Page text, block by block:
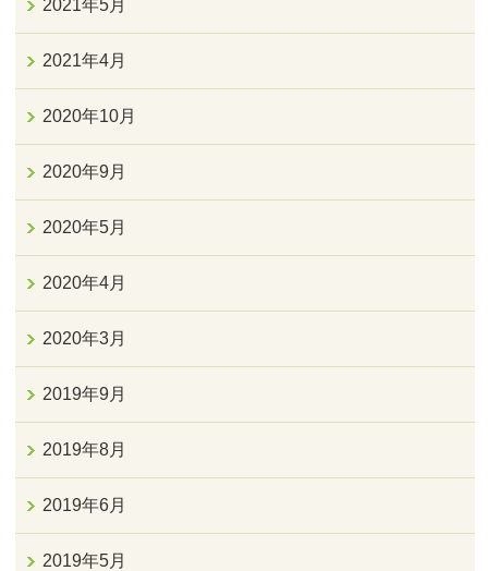
2021年5月
2021年4月
2020年10月
2020年9月
2020年5月
2020年4月
2020年3月
2019年9月
2019年8月
2019年6月
2019年5月